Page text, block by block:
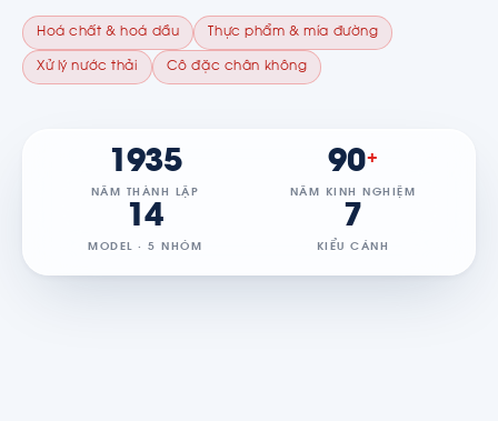
Hoá chất & hoá dầu Thực phẩm & mía đường
Xử lý nước thải Cô đặc chân không
1935
NĂM THÀNH LẬP
90+
NĂM KINH NGHIỆM
14
MODEL · 5 NHÓM
7
KIỂU CÁNH